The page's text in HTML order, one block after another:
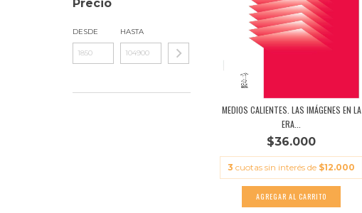
Precio
DESDE HASTA
MEDIOS CALIENTES. LAS IMÁGENES EN LA
ERA...
$36.000
3 cuotas sin interés de $12.000